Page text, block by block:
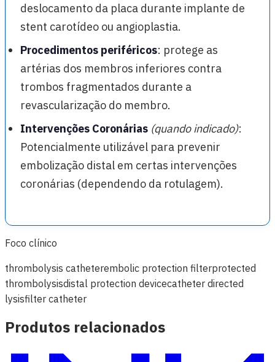
deslocamento da placa durante implante de
stent carotídeo ou angioplastia.
Procedimentos periféricos: protege as
artérias dos membros inferiores contra
trombos fragmentados durante a
revascularização do membro.
Intervenções Coronárias (quando indicado):
Potencialmente utilizável para prevenir
embolização distal em certas intervenções
coronárias (dependendo da rotulagem).
Foco clínico
thrombolysis catheterembolic protection filterprotected
thrombolysisdistal protection devicecatheter directed
lysisfilter catheter
Produtos relacionados